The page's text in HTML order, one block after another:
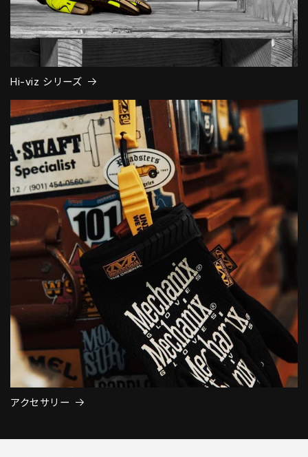
Hi-viz シリーズ
アクセサリー